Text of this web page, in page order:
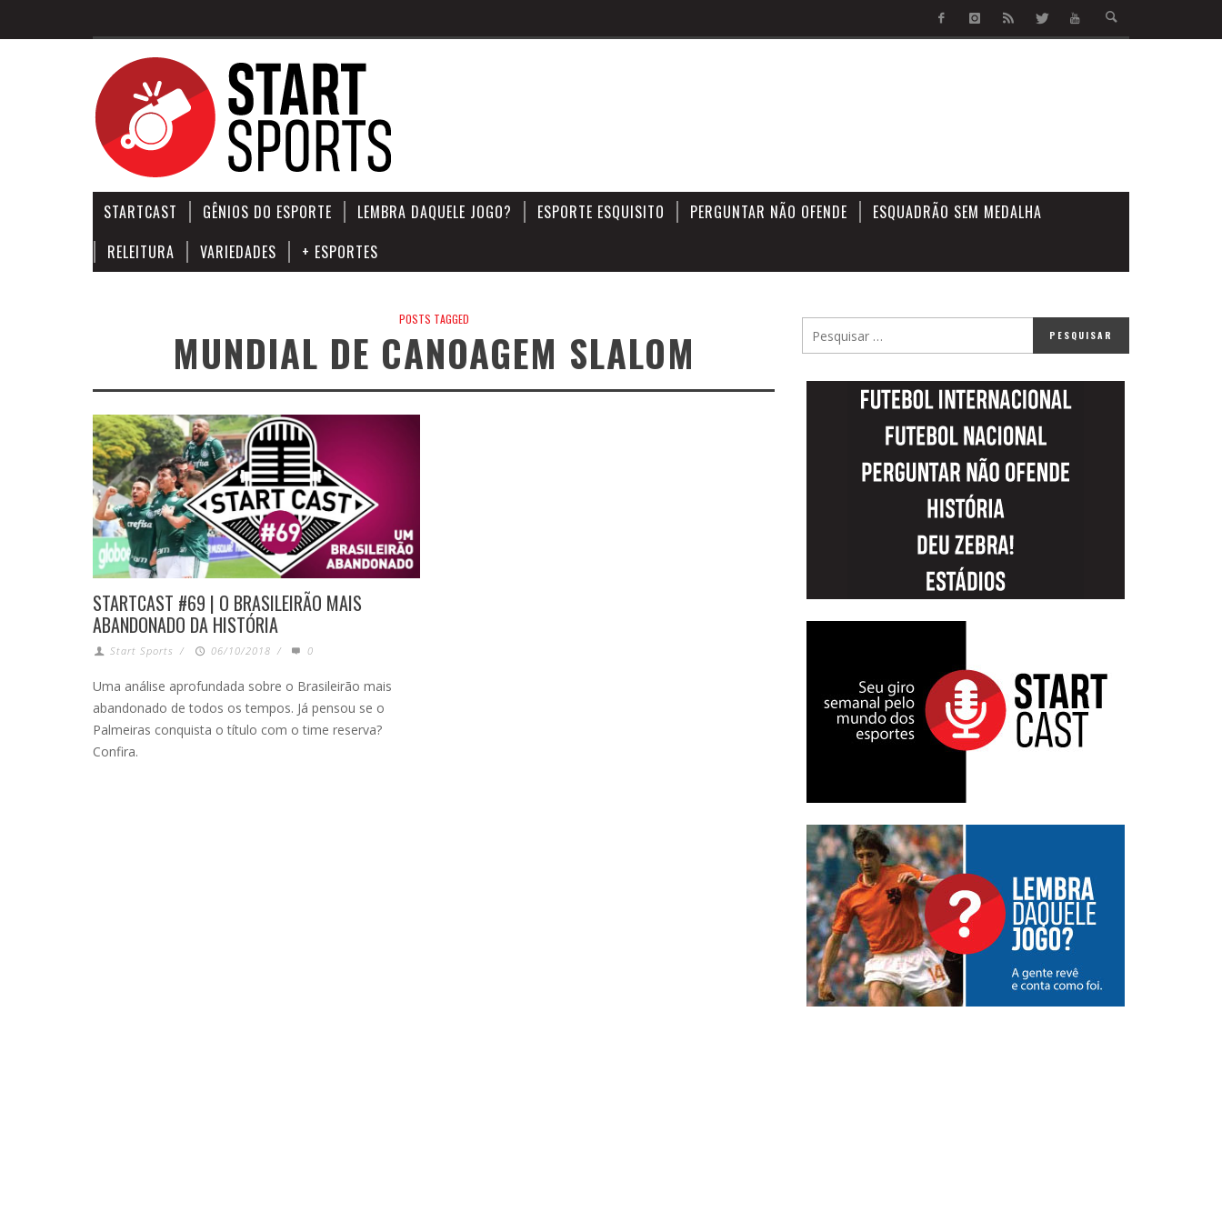
STARTCAST GÊNIOS DO ESPORTE LEMBRA DAQUELE JOGO? ESPORTE ESQUISITO PERGUNTAR NÃO OFENDE
ESQUADRÃO SEM MEDALHA
RELEITURA
VARIEDADES + ESPORTES
POSTS TAGGED
MUNDIAL DE CANOAGEM SLALOM
STARTCAST #69 | O BRASILEIRÃO MAIS
ABANDONADO DA HISTÓRIA
Start Sports / 06/10/2018 / 0
Uma análise aprofundada sobre o Brasileirão mais
abandonado de todos os tempos. Já pensou se o
Palmeiras conquista o título com o time reserva?
Confira.